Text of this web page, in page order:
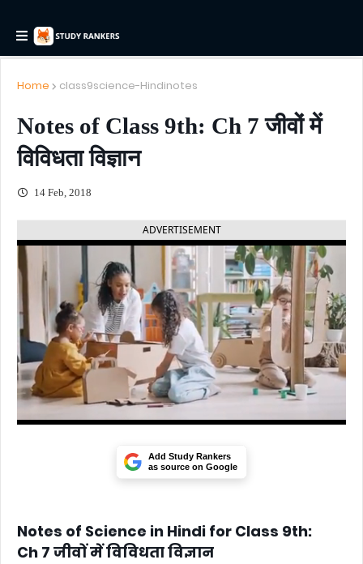
Home class9science-Hindinotes
Notes of Class 9th: Ch 7 जीवों में
विविधता विज्ञान
14 Feb, 2018
ADVERTISEMENT
Add Study Rankers
as source on Google
Notes of Science in Hindi for Class 9th:
Ch 7 जीवों में विविधता विज्ञान